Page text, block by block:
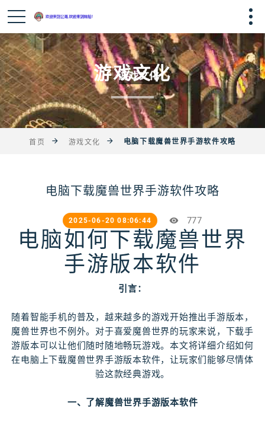
游戏文化
首页 游戏文化 电脑下载魔兽世界手游软件攻略
电脑下载魔兽世界手游软件攻略
2025-06-20 08:06:44 777
电脑如何下载魔兽世界
手游版本软件
引言：
随着智能手机的普及，越来越多的游戏开始推出手游版本，
魔兽世界也不例外。对于喜爱魔兽世界的玩家来说，下载手
游版本可以让他们随时随地畅玩游戏。本文将详细介绍如何
在电脑上下载魔兽世界手游版本软件，让玩家们能够尽情体
验这款经典游戏。
一、了解魔兽世界手游版本软件